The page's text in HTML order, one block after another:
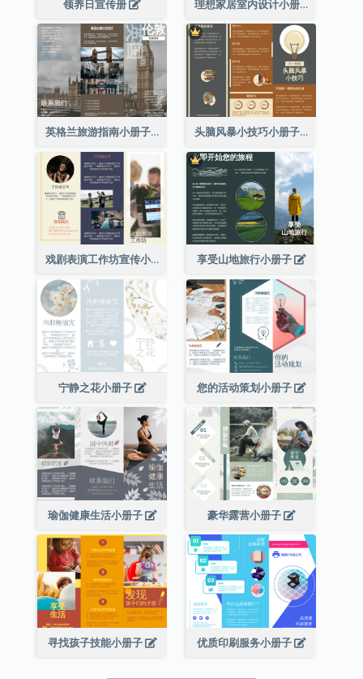
领养日宣传册 理想家居室内设计小册子
英格兰旅游指南小册子 头脑风暴小技巧小册子
戏剧表演工作坊宣传小册子 享受山地旅行小册子
宁静之花小册子 您的活动策划小册子
瑜伽健康生活小册子 豪华露营小册子
寻找孩子技能小册子 优质印刷服务小册子